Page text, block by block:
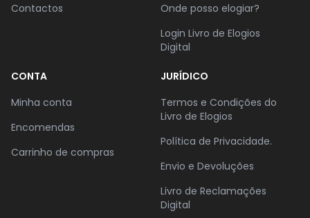
Contactos
Onde posso elogiar?
Login Livro de Elogios
Digital
CONTA
Minha conta
Encomendas
Carrinho de compras
JURÍDICO
Termos e Condições do
Livro de Elogios
Política de Privacidade.
Envio e Devoluções
Livro de Reclamações
Digital